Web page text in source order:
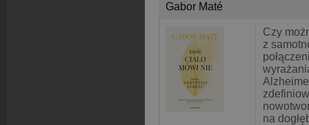
Gabor Maté
Czy
z
na